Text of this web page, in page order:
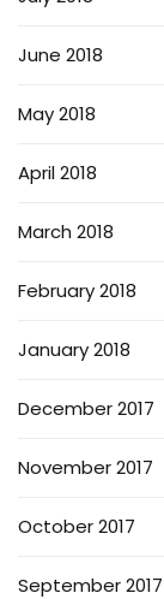
June 2018
May 2018
April 2018
March 2018
February 2018
January 2018
December 2017
November 2017
October 2017
September 2017